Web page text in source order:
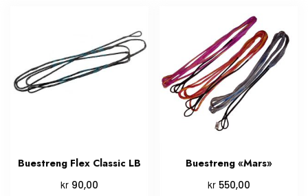
Buestreng Flex Classic LB
kr90,00
Buestreng «Mars»
kr550,00